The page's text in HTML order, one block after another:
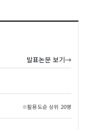
발표논문 보기→
※활용도순 상위 20명